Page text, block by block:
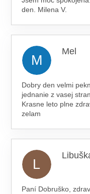
den. Milena V.
M
Mel
Dobry den velmi
jednanie z vasej
Krasne leto plne
zelam
L
Paní Dobruško,